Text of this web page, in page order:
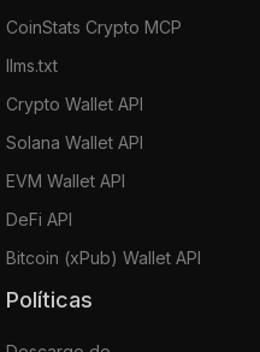
CoinStats Crypto MCP
llms.txt
Crypto Wallet API
Solana Wallet API
EVM Wallet API
DeFi API
Bitcoin (xPub) Wallet API
Políticas